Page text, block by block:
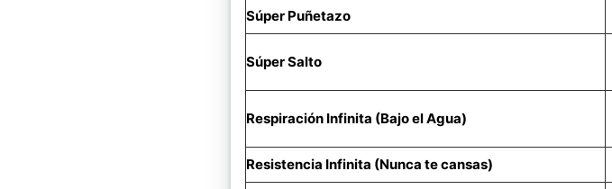
Súper Puñetazo
Súper Salto
Respiración Infinita (Bajo el Agua)
Resistencia Infinita (Nunca te cansas)